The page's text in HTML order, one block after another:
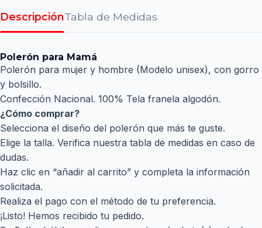
DescripciónTabla de Medidas
Polerón para Mamá
Polerón para mujer y hombre (Modelo unisex), con gorro
y bolsillo.
Confección Nacional. 100% Tela franela algodón.
¿Cómo comprar?
Selecciona el diseño del polerón que más te guste.
Elige la talla. Verifica nuestra tabla de medidas en caso de
dudas.
Haz clic en “añadir al carrito” y completa la información
solicitada.
Realiza el pago con el método de tu preferencia.
¡Listo! Hemos recibido tu pedido.